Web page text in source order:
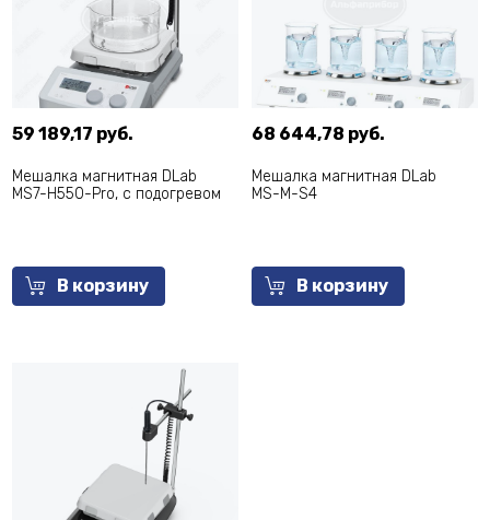
59 189,17 руб.
Мешалка магнитная DLab
MS7-H550-Pro, с подогревом
В корзину
68 644,78 руб.
Мешалка магнитная DLab
MS-M-S4
В корзину